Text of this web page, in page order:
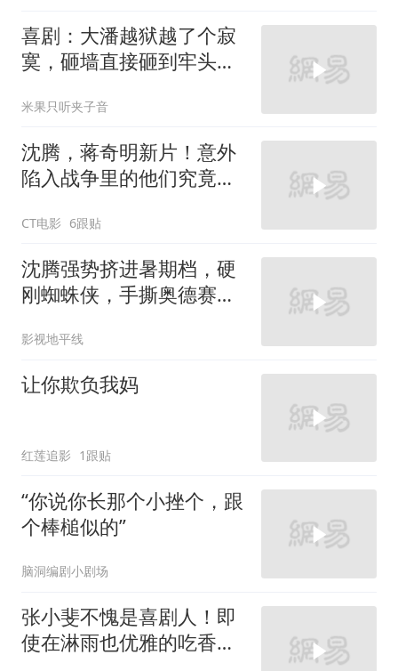
喜剧：大潘越狱越了个寂
寞，砸墙直接砸到牢头面
米果只听夹子音
沈腾，蒋奇明新片！意外
陷入战争里的他们究竟该
CT电影 6跟贴
沈腾强势挤进暑期档，硬
刚蜘蛛侠，手撕奥德赛，
影视地平线
让你欺负我妈
红莲追影 1跟贴
“你说你长那个小挫个，跟
个棒槌似的”
脑洞编剧小剧场
张小斐不愧是喜剧人！即
使在淋雨也优雅的吃香